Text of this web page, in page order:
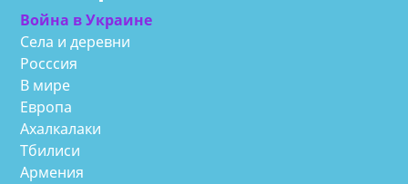
Война в Украине
Села и деревни
Росссия
В мире
Европа
Ахалкалаки
Тбилиси
Армения